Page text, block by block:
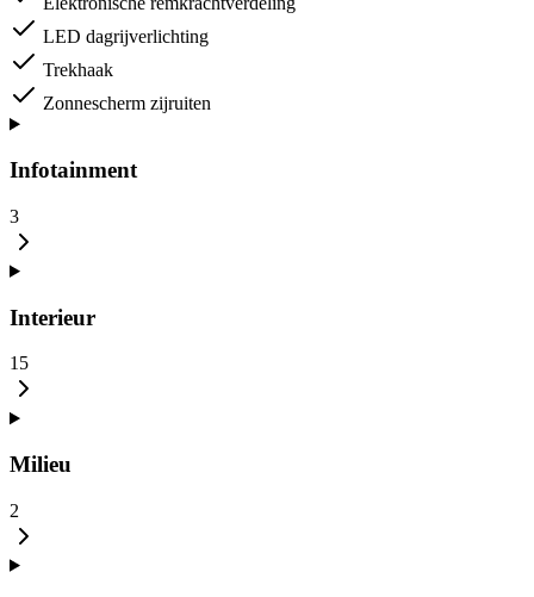
LED dagrijverlichting
Trekhaak
Zonnescherm zijruiten
Infotainment
3
Interieur
15
Milieu
2